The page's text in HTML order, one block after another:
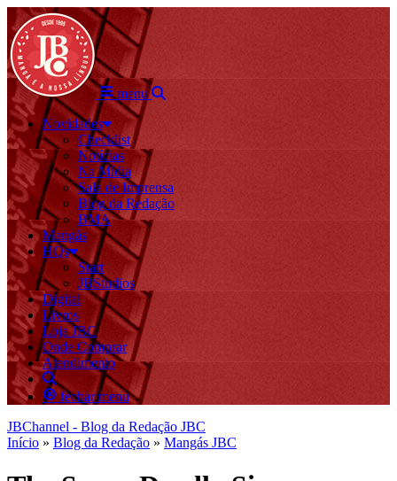
menu
Novidades
Checklist
Notícias
Na Mídia
Sala de Imprensa
Blog da Redação
BMA
Mangás
HQs
Start
JBStudios
Digital
Livros
Loja JBC
Onde Comprar
Atendimento
fechar menu
JBChannel - Blog da Redação JBC
Início » Blog da Redação » Mangás JBC